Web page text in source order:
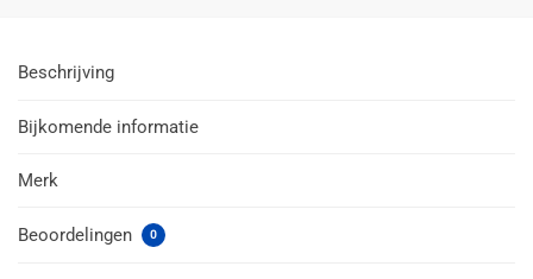
Beschrijving
Bijkomende informatie
Merk
Beoordelingen 0